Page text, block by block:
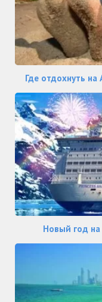
Где отдохнуть
Новый год на